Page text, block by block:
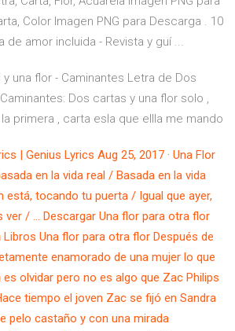
Color Imagen PNG para Descarga . 10
amor incluida - Revista y guí ...
una flor - Caminantes Letra de Dos
Dos cartas y una flor solo ,
primera , carta esla que ellla me mando
| Genius Lyrics Aug 25, 2017 · Una Flor
en la vida real / Basada en la vida
está, tocando tu puerta / Igual que ayer,
ver / … Descargar Una flor para otra flor
Libros Una flor para otra flor Después de
enamorado de una mujer lo que
olvidar pero no es algo que Zac Philips
tiempo el joven Zac se fijó en Sandra
pelo castaño y con una mirada